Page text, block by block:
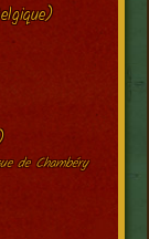
de Chambéry